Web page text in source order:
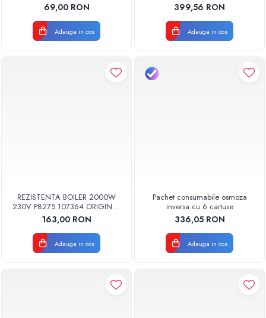
MANSOANE FILTRARE SET 5BUC
69,00 RON
Adauga in cos
399,56 RON
Adauga in cos
REZISTENTA BOILER 2000W
230V P8275 107364 ORIGINAL
TESY
163,00 RON
Adauga in cos
Pachet consumabile osmoza
inversa cu 6 cartuse
336,05 RON
Adauga in cos